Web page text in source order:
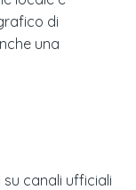
di
una
canali ufficiali